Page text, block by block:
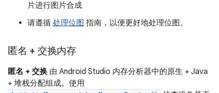
片进行图片合成
请遵循 处理位图 指南，以便更好地处理位图。
匿名 + 交换内存
匿名 + 交换 由 Android Studio 内存分析器中的原生 + Java
+ 堆栈分配组成。使用